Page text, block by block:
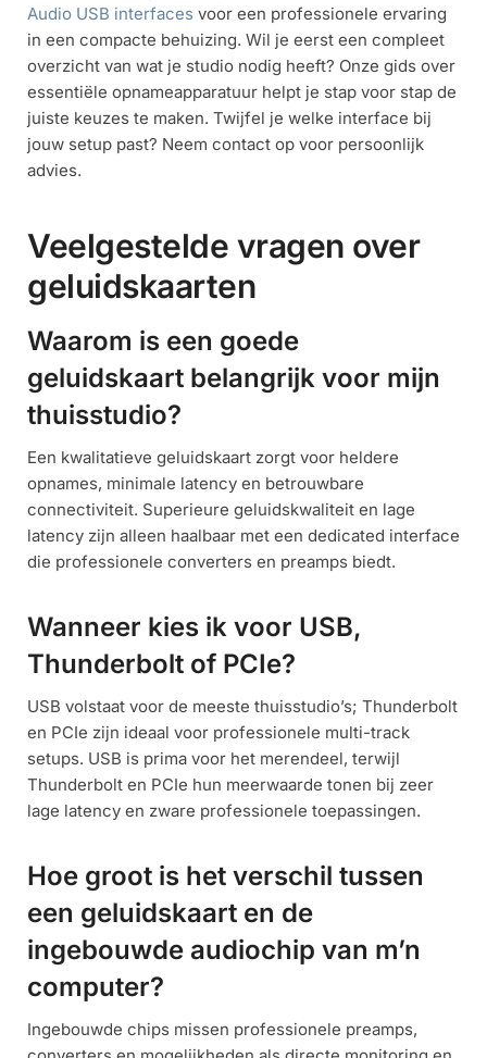
Audio USB interfaces voor een professionele ervaring
in een compacte behuizing. Wil je eerst een compleet
overzicht van wat je studio nodig heeft? Onze gids over
essentiële opnameapparatuur helpt je stap voor stap de
juiste keuzes te maken. Twijfel je welke interface bij
jouw setup past? Neem contact op voor persoonlijk
advies.
Veelgestelde vragen over
geluidskaarten
Waarom is een goede
geluidskaart belangrijk voor mijn
thuisstudio?
Een kwalitatieve geluidskaart zorgt voor heldere
opnames, minimale latency en betrouwbare
connectiviteit. Superieure geluidskwaliteit en lage
latency zijn alleen haalbaar met een dedicated interface
die professionele converters en preamps biedt.
Wanneer kies ik voor USB,
Thunderbolt of PCIe?
USB volstaat voor de meeste thuisstudio’s; Thunderbolt
en PCIe zijn ideaal voor professionele multi-track
setups. USB is prima voor het merendeel, terwijl
Thunderbolt en PCIe hun meerwaarde tonen bij zeer
lage latency en zware professionele toepassingen.
Hoe groot is het verschil tussen
een geluidskaart en de
ingebouwde audiochip van m’n
computer?
Ingebouwde chips missen professionele preamps,